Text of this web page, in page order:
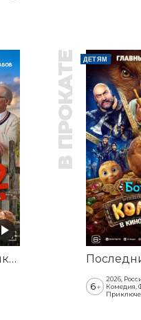
На деревню дедушке 2
В ПРОКАТЕ ДЕТЯМ
6+
2026,
Комедия,